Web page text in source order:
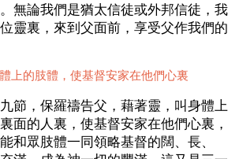
無論我們是猶太信徒或外邦信徒，我
靈裏，來到父面前，享受父作我們的
上的肢體，使基督安家在他們心裏
節，保羅禱告父，藉著靈，叫身體上
面的人裏，使基督安家在他們心裏，
和眾肢體一同領略基督的闊、長、